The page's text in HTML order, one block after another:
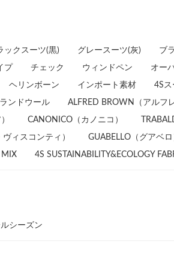
ックスーツ(黒) グレースーツ(灰) ブ
プ チェック ウィンドペン オー
ヘリンボーン インポート素材 4Sス
ンドウール ALFRED BROWN（アルフ
CANONICO（カノニコ）
ィスコンティ） GUABELLO（グアベロ
MIX 4S SUSTAINABILITY&ECOLOGY
シーズン